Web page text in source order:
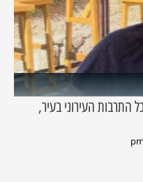
התרבות העירוני בעיר,